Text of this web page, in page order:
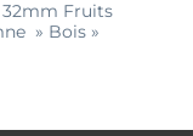
32mm Fruits
» Bois »